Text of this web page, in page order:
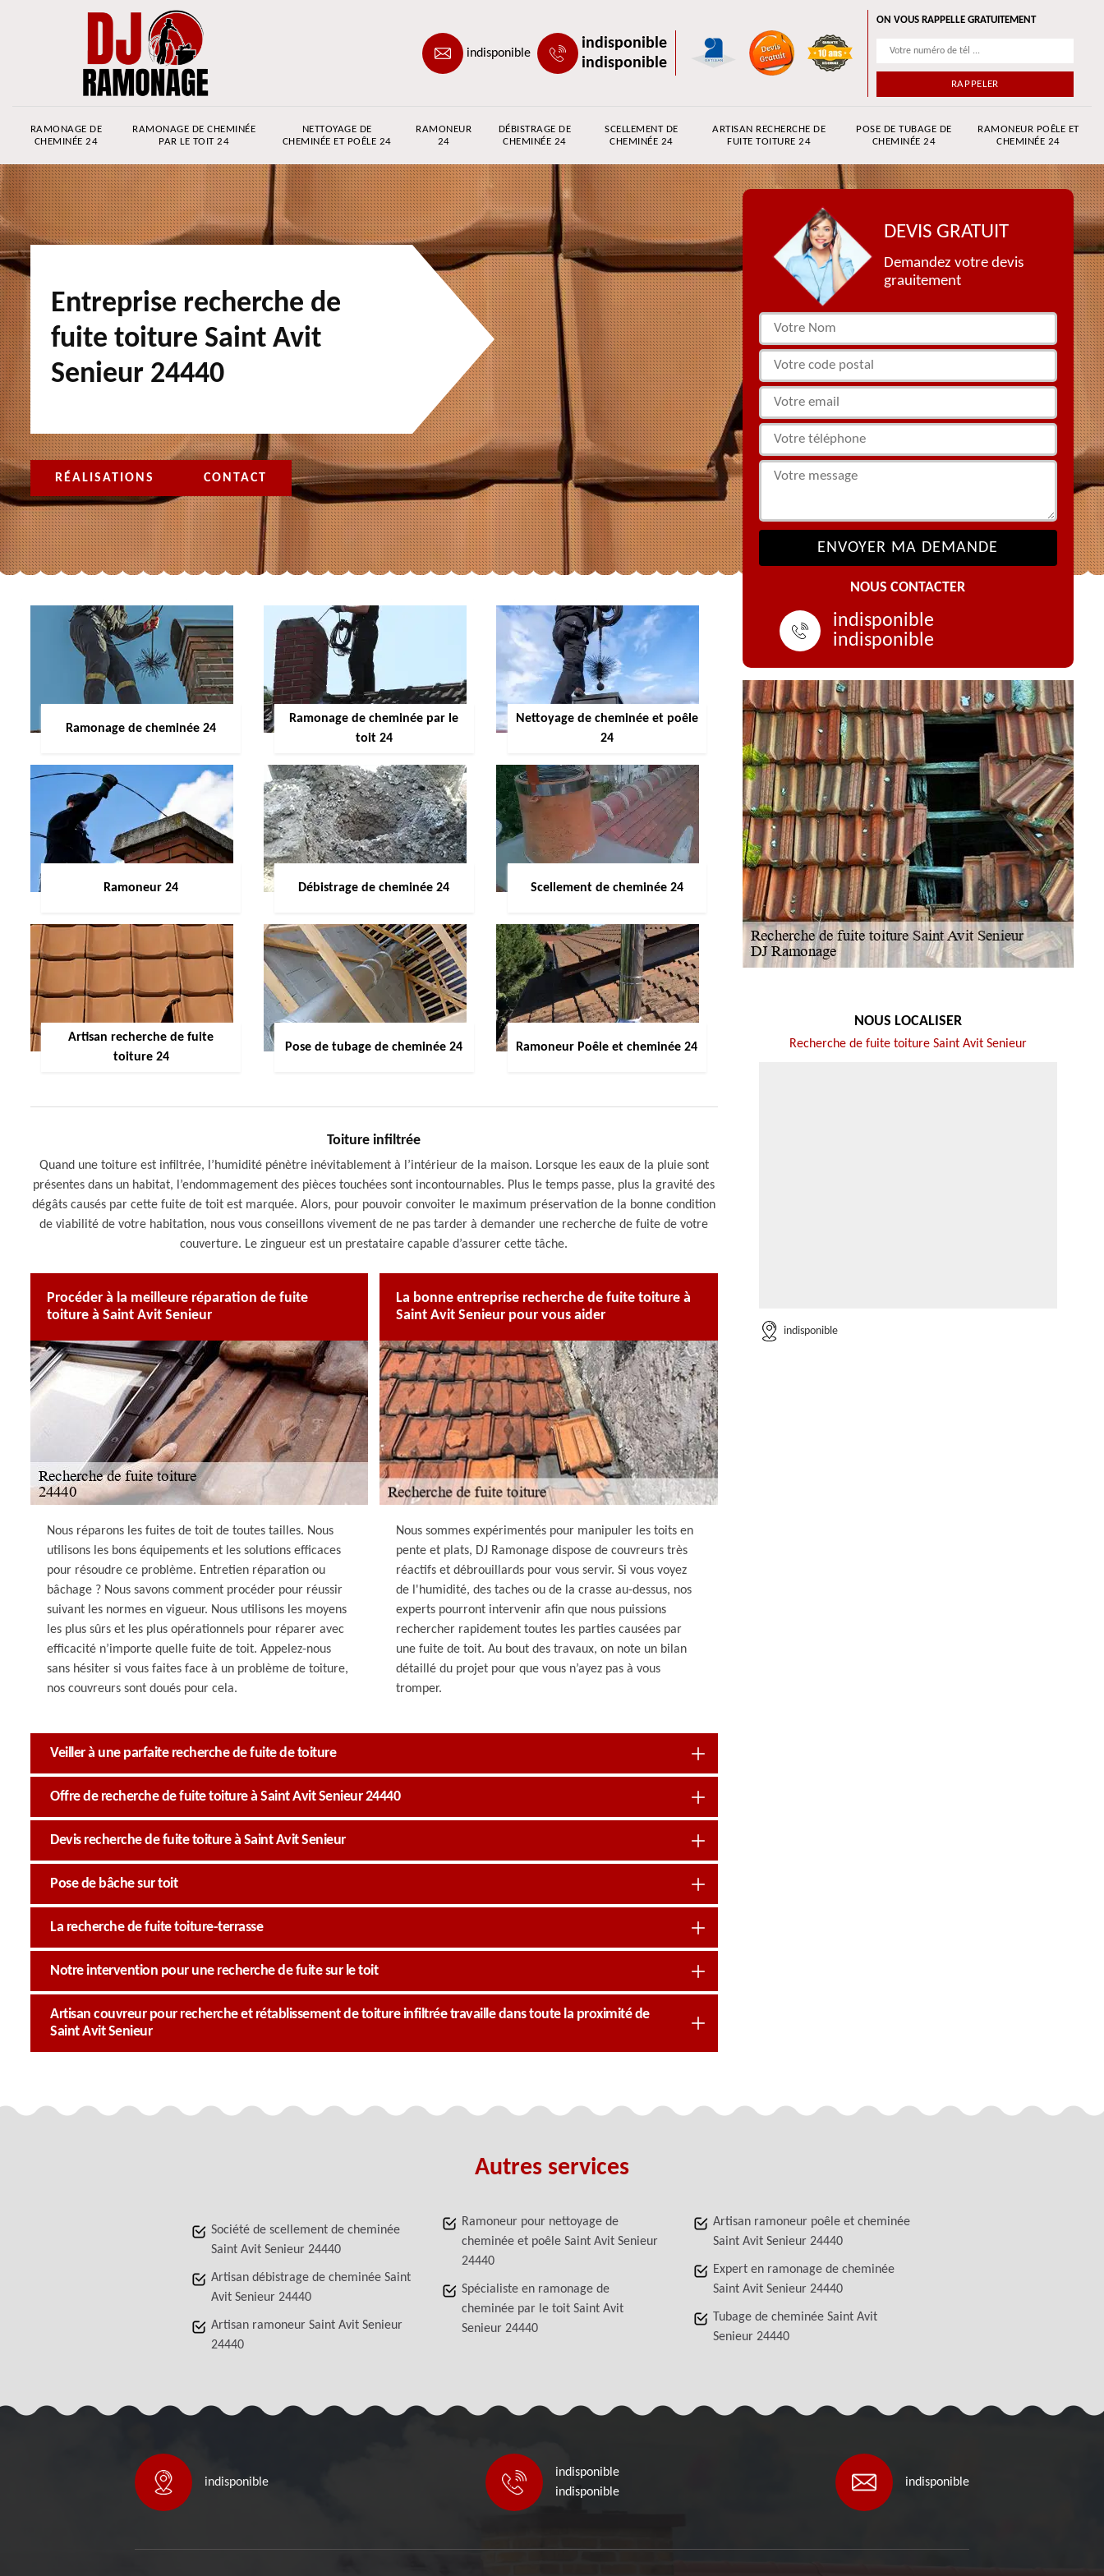
indisponible
indisponible
indisponible
ON VOUS RAPPELLE GRATUITEMENT
RAMONAGE DE
CHEMINÉE 24
RAMONAGE DE CHEMINÉE
PAR LE TOIT 24
NETTOYAGE DE
CHEMINÉE ET POÊLE 24
RAMONEUR
24
DÉBISTRAGE DE
CHEMINÉE 24
SCELLEMENT DE
CHEMINÉE 24
ARTISAN RECHERCHE DE
FUITE TOITURE 24
POSE DE TUBAGE DE
CHEMINÉE 24
RAMONEUR POÊLE ET
CHEMINÉE 24
Entreprise recherche de
fuite toiture Saint Avit
Senieur 24440
RÉALISATIONS CONTACT
Ramonage de cheminée 24
Ramonage de cheminée par le
toit 24
Nettoyage de cheminée et poêle
24
Ramoneur 24 Débistrage de cheminée 24 Scellement de cheminée 24
Artisan recherche de fuite
toiture 24
Pose de tubage de cheminée 24 Ramoneur Poêle et cheminée 24
Toiture infiltrée
Quand une toiture est infiltrée, l’humidité pénètre inévitablement à l’intérieur de la maison. Lorsque les eaux de la pluie sont
présentes dans un habitat, l’endommagement des pièces touchées sont incontournables. Plus le temps passe, plus la gravité des
dégâts causés par cette fuite de toit est marquée. Alors, pour pouvoir convoiter le maximum préservation de la bonne condition
de viabilité de votre habitation, nous vous conseillons vivement de ne pas tarder à demander une recherche de fuite de votre
couverture. Le zingueur est un prestataire capable d’assurer cette tâche.
Procéder à la meilleure réparation de fuite
toiture à Saint Avit Senieur
Nous réparons les fuites de toit de toutes tailles. Nous
utilisons les bons équipements et les solutions efficaces
pour résoudre ce problème. Entretien réparation ou
bâchage ? Nous savons comment procéder pour réussir
suivant les normes en vigueur. Nous utilisons les moyens
les plus sûrs et les plus opérationnels pour réparer avec
efficacité n’importe quelle fuite de toit. Appelez-nous
sans hésiter si vous faites face à un problème de toiture,
nos couvreurs sont doués pour cela.
La bonne entreprise recherche de fuite toiture à
Saint Avit Senieur pour vous aider
Nous sommes expérimentés pour manipuler les toits en
pente et plats, DJ Ramonage dispose de couvreurs très
réactifs et débrouillards pour vous servir. Si vous voyez
de l'humidité, des taches ou de la crasse au-dessus, nos
experts pourront intervenir afin que nous puissions
rechercher rapidement toutes les parties causées par
une fuite de toit. Au bout des travaux, on note un bilan
détaillé du projet pour que vous n’ayez pas à vous
tromper.
Veiller à une parfaite recherche de fuite de toiture
Offre de recherche de fuite toiture à Saint Avit Senieur 24440
Devis recherche de fuite toiture à Saint Avit Senieur
Pose de bâche sur toit
La recherche de fuite toiture-terrasse
Notre intervention pour une recherche de fuite sur le toit
Artisan couvreur pour recherche et rétablissement de toiture infiltrée travaille dans toute la proximité de
Saint Avit Senieur
DEVIS GRATUIT
Demandez votre devis
grauitement
NOUS CONTACTER
indisponible
indisponible
NOUS LOCALISER
Recherche de fuite toiture Saint Avit Senieur
indisponible
Autres services
Société de scellement de cheminée
Saint Avit Senieur 24440
Artisan débistrage de cheminée Saint
Avit Senieur 24440
Artisan ramoneur Saint Avit Senieur
24440
Ramoneur pour nettoyage de
cheminée et poêle Saint Avit Senieur
24440
Spécialiste en ramonage de
cheminée par le toit Saint Avit
Senieur 24440
Artisan ramoneur poêle et cheminée
Saint Avit Senieur 24440
Expert en ramonage de cheminée
Saint Avit Senieur 24440
Tubage de cheminée Saint Avit
Senieur 24440
indisponible
indisponible
indisponible
indisponible